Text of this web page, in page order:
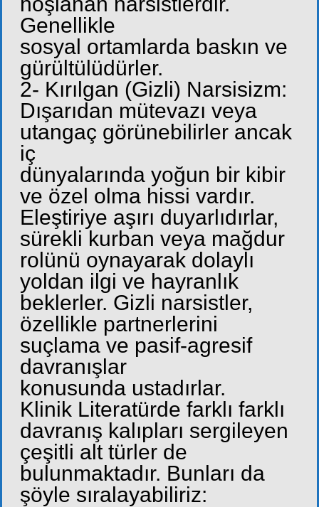
Genellikle
sosyal ortamlarda baskın ve
gürültülüdürler.
2- Kırılgan (Gizli) Narsisizm:
Dışarıdan mütevazı veya
utangaç görünebilirler ancak
iç
dünyalarında yoğun bir kibir
ve özel olma hissi vardır.
Eleştiriye aşırı duyarlıdırlar,
sürekli kurban veya mağdur
rolünü oynayarak dolaylı
yoldan ilgi ve hayranlık
beklerler. Gizli narsistler,
özellikle partnerlerini
suçlama ve pasif-agresif
davranışlar
konusunda ustadırlar.
Klinik Literatürde farklı farklı
davranış kalıpları sergileyen
çeşitli alt türler de
bulunmaktadır. Bunları da
şöyle sıralayabiliriz: